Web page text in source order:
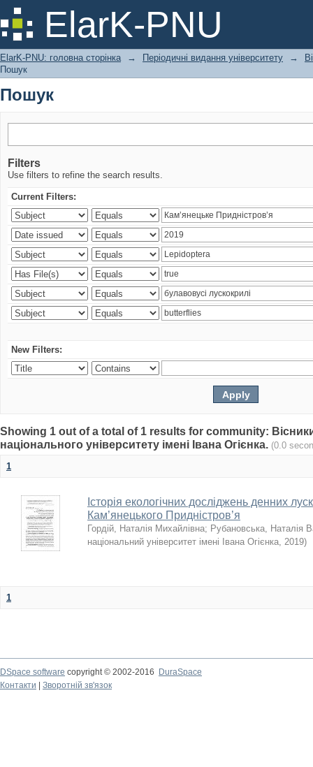
ElarK-PNU
Пошук
ElarK-PNU: головна сторінка → Періодичні видання університету →
Пошук
Пошук
Filters
Use filters to refine the search results.
Current Filters:
New Filters:
Showing 1 out of a total of 1 results for community:
національного університету імені Івана Огієнка. (0.0
1
Історія екологічних досліджень денних
Кам’янецького Придністров’я
Гордій, Наталія Михайлівна; Рубановська, Наталія
національний університет імені Івана Огієнка, 2019)
1
DSpace software copyright © 2002-2016
DuraSpace
Контакти
Зворотній зв'язок